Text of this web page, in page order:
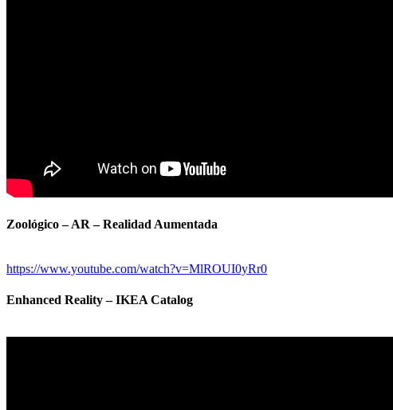
Zoológico – AR – Realidad Aumentada
https://www.youtube.com/watch?v=MlROUI0yRr0
Enhanced Reality – IKEA Catalog